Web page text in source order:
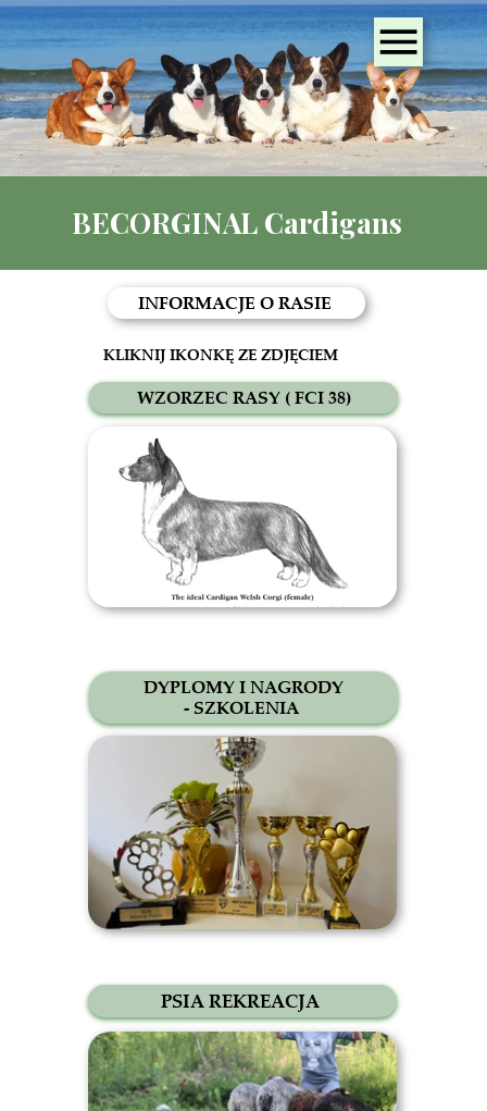
KLIKNIJ IKONKĘ ZE ZDJĘCIEM
INFORMACJE O RASIE
PSIA REKREACJA
DYPLOMY I NAGRODY
- SZKOLENIA
WZORZEC RASY ( FCI 38)
BECORGINAL Cardigans